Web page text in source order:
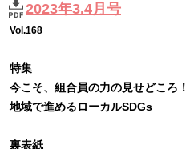
2023年3.4月号
Vol.168
特集
今こそ、組合員の力の見せどころ！
地域で進めるローカルSDGs
裏表紙